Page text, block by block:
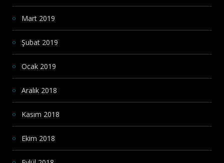
Mart 2019
Şubat 2019
Ocak 2019
Aralık 2018
Kasım 2018
Ekim 2018